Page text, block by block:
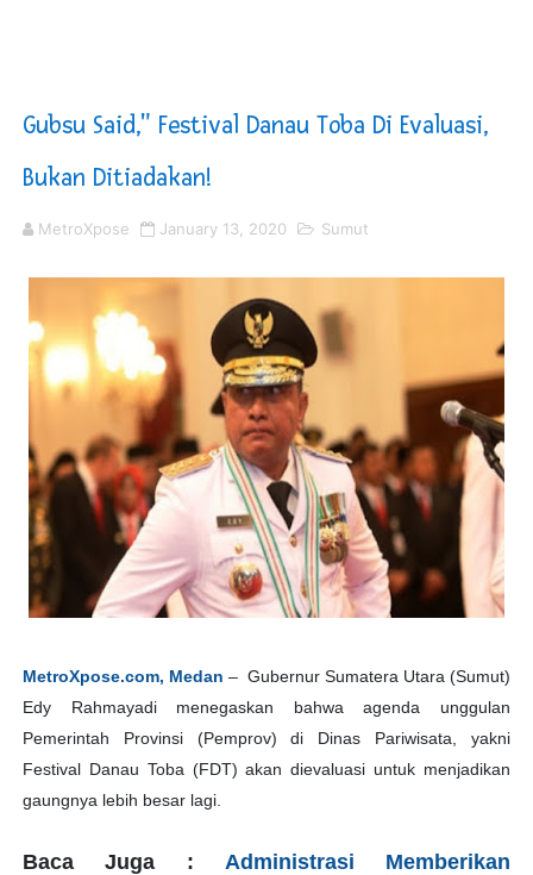
Jamwas Kejagung Ungkap Modus Korupsi Febrie
PT ASDP Cabang Ambon Siap Dukung Program Bank
Saadiah Uluputty Buka Pekan Olahraga HUT ke-81 RI
Gubsu Said," Festival Danau Toba Di Evaluasi,
Bukan Ditiadakan!
MetroXpose January 13, 2020 Sumut
MetroXpose.com, Medan – Gubernur Sumatera Utara (Sumut)
Edy Rahmayadi menegaskan bahwa agenda unggulan
Pemerintah Provinsi (Pemprov) di Dinas Pariwisata, yakni
Festival Danau Toba (FDT) akan dievaluasi untuk menjadikan
gaungnya lebih besar lagi.
Baca Juga : Administrasi Memberikan